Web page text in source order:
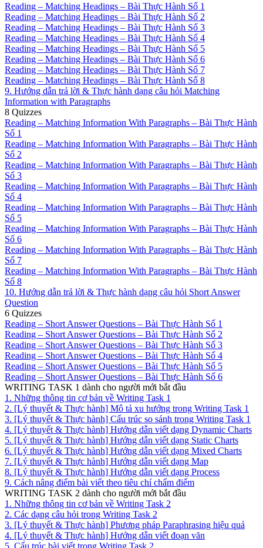
Reading – Matching Headings – Bài Thực Hành Số 1
Reading – Matching Headings – Bài Thực Hành Số 2
Reading – Matching Headings – Bài Thực Hành Số 3
Reading – Matching Headings – Bài Thực Hành Số 4
Reading – Matching Headings – Bài Thực Hành Số 5
Reading – Matching Headings – Bài Thực Hành Số 6
Reading – Matching Headings – Bài Thực Hành Số 7
Reading – Matching Headings – Bài Thực Hành Số 8
9. Hướng dẫn trả lời & Thực hành dạng câu hỏi Matching
Information with Paragraphs
8 Quizzes
Reading – Matching Information With Paragraphs – Bài Thực Hành
Số 1
Reading – Matching Information With Paragraphs – Bài Thực Hành
Số 2
Reading – Matching Information With Paragraphs – Bài Thực Hành
Số 3
Reading – Matching Information With Paragraphs – Bài Thực Hành
Số 4
Reading – Matching Information With Paragraphs – Bài Thực Hành
Số 5
Reading – Matching Information With Paragraphs – Bài Thực Hành
Số 6
Reading – Matching Information With Paragraphs – Bài Thực Hành
Số 7
Reading – Matching Information With Paragraphs – Bài Thực Hành
Số 8
10. Hướng dẫn trả lời & Thực hành dạng câu hỏi Short Answer
Question
6 Quizzes
Reading – Short Answer Questions – Bài Thực Hành Số 1
Reading – Short Answer Questions – Bài Thực Hành Số 2
Reading – Short Answer Questions – Bài Thực Hành Số 3
Reading – Short Answer Questions – Bài Thực Hành Số 4
Reading – Short Answer Questions – Bài Thực Hành Số 5
Reading – Short Answer Questions – Bài Thực Hành Số 6
WRITING TASK 1 dành cho người mới bắt đầu
1. Những thông tin cơ bản về Writing Task 1
2. [Lý thuyết & Thực hành] Mô tả xu hướng trong Writing Task 1
3. [Lý thuyết & Thực hành] Cấu trúc so sánh trong Writing Task 1
4. [Lý thuyết & Thực hành] Hướng dẫn viết dạng Dynamic Charts
5. [Lý thuyết & Thực hành] Hướng dẫn viết dạng Static Charts
6. [Lý thuyết & Thực hành] Hướng dẫn viết dạng Mixed Charts
7. [Lý thuyết & Thực hành] Hướng dẫn viết dạng Map
8. [Lý thuyết & Thực hành] Hướng dẫn viết dạng Process
9. Cách nâng điểm bài viết theo tiêu chí chấm điểm
WRITING TASK 2 dành cho người mới bắt đầu
1. Những thông tin cơ bản về Writing Task 2
2. Các dạng câu hỏi trong Writing Task 2
3. [Lý thuyết & Thực hành] Phương pháp Paraphrasing hiệu quả
4. [Lý thuyết & Thực hành] Hướng dẫn viết đoạn văn